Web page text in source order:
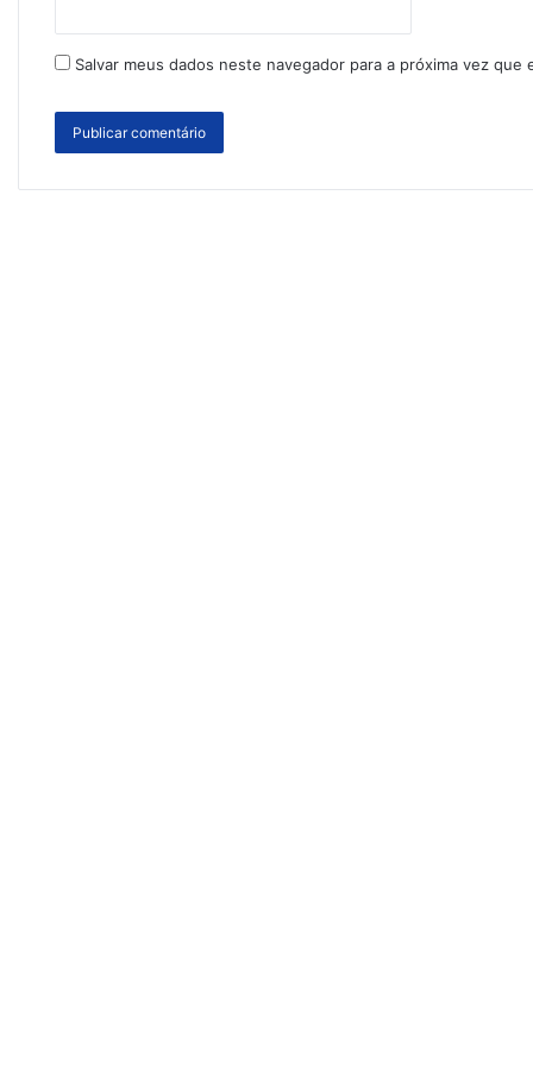
Salvar meus dados neste navegador para a próxima vez que